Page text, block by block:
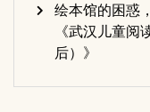
绘本馆的困惑
《武汉儿童阅
后） 》